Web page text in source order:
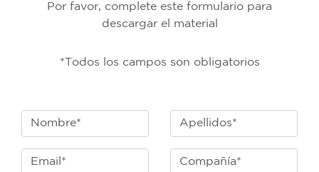
Por favor, complete este formulario para
descargar el material
*Todos los campos son obligatorios